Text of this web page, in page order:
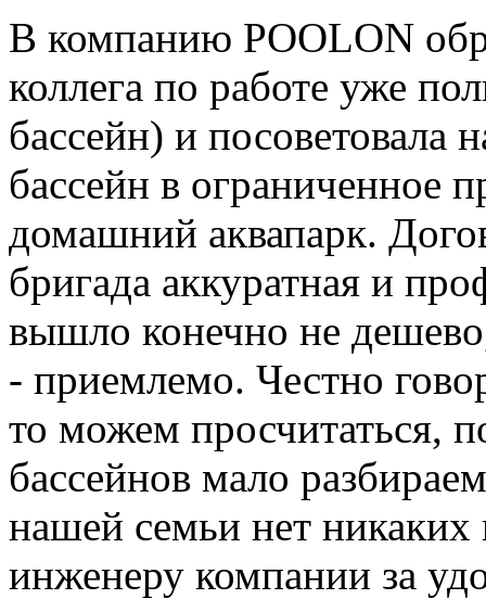
В компанию POOLON
коллега по работе уже
бассейн) и
бассейн в ограниченное
домашний аквапарк.
бригада аккуратная и
вышло конечно не
- приемлемо. Честно
то можем просчитаться,
бассейнов мало
нашей семьи нет никаких
инженеру компании за